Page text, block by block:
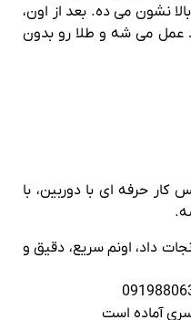
نشون می‌ ده. بعد از اون،
عمل می‌ شه و طلا رو بدون
حرفه‌ ای با دوربین، با
داد، اونم سریع، دقیق و